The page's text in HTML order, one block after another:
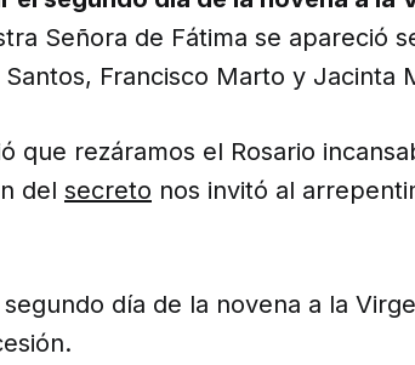
Señora de Fátima se apareció
Francisco Marto y Jacinta
que rezáramos el Rosario
del secreto nos invitó al
día de la novena a la